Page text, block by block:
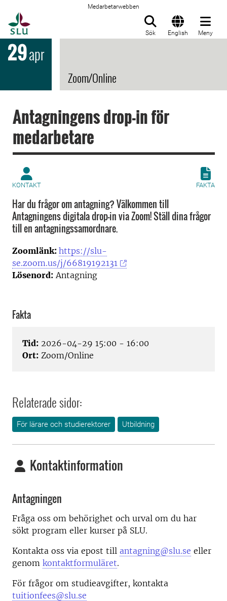
Medarbetarwebben
Sök English Meny
29apr
Zoom/Online
Antagningens drop-in för
medarbetare
KONTAKT FAKTA
Har du frågor om antagning? Välkommen till
Antagningens digitala drop-in via Zoom! Ställ dina frågor
till en antagningssamordnare.
Zoomlänk: https://slu-
se.zoom.us/j/66819192131
Lösenord: Antagning
Fakta
Tid: 2026-04-29 15:00 - 16:00
Ort: Zoom/Online
Relaterade sidor:
För lärare och studierektorer Utbildning
Kontaktinformation
Antagningen
Fråga oss om behörighet och urval om du har
sökt program eller kurser på SLU.
Kontakta oss via epost till antagning@slu.se eller
genom kontaktformuläret.
För frågor om studieavgifter, kontakta
tuitionfees@slu.se